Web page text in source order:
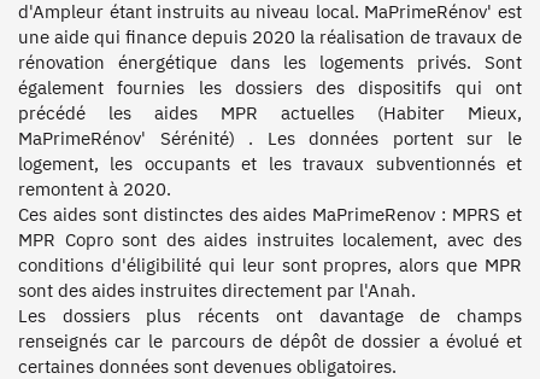
d'Ampleur étant instruits au niveau local. MaPrimeRénov' est
une aide qui finance depuis 2020 la réalisation de travaux de
rénovation énergétique dans les logements privés. Sont
également fournies les dossiers des dispositifs qui ont
précédé les aides MPR actuelles (Habiter Mieux,
MaPrimeRénov' Sérénité) . Les données portent sur le
logement, les occupants et les travaux subventionnés et
remontent à 2020.
Ces aides sont distinctes des aides MaPrimeRenov : MPRS et
MPR Copro sont des aides instruites localement, avec des
conditions d'éligibilité qui leur sont propres, alors que MPR
sont des aides instruites directement par l'Anah.
Les dossiers plus récents ont davantage de champs
renseignés car le parcours de dépôt de dossier a évolué et
certaines données sont devenues obligatoires.